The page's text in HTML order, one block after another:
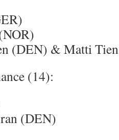
(DEN) & Matti
(14):
(DEN)